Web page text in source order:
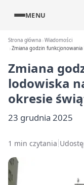
MENU
Strona główna Wiadomości
Zmiana godzin
Zmiana
lodowiska
okresie
23 grudnia 2025
1 min czytania